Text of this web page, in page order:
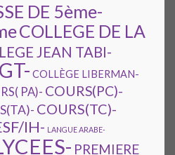
DE 5ème-
COLLEGE DE LA
JEAN TABI-
COLLÈGE LIBERMAN-
PA)- COURS(PC)-
COURS(TC)-
IH- LANGUE ARABE-
PREMIERE